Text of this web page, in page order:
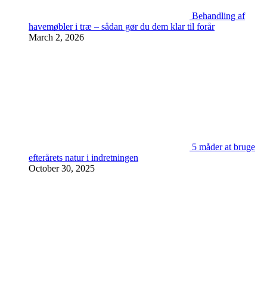
Behandling af
havemøbler i træ – sådan gør du dem klar til forår
March 2, 2026
5 måder at bruge
efterårets natur i indretningen
October 30, 2025